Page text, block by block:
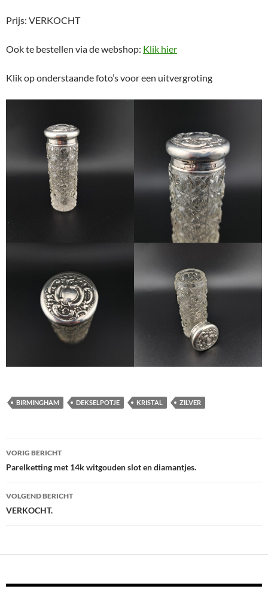
Prijs: VERKOCHT
Ook te bestellen via de webshop: Klik hier
Klik op onderstaande foto’s voor een uitvergroting
BIRMINGHAM DEKSELPOTJE KRISTAL ZILVER
Berichtnavigatie
VORIG BERICHT
Parelketting met 14k witgouden slot en diamantjes.
VOLGEND BERICHT
VERKOCHT.